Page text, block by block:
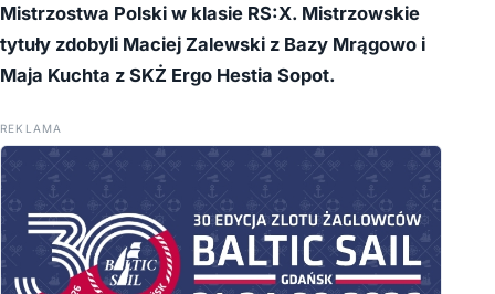
Mistrzostwa Polski w klasie RS:X. Mistrzowskie
tytuły zdobyli Maciej Zalewski z Bazy Mrągowo i
Maja Kuchta z SKŻ Ergo Hestia Sopot.
REKLAMA